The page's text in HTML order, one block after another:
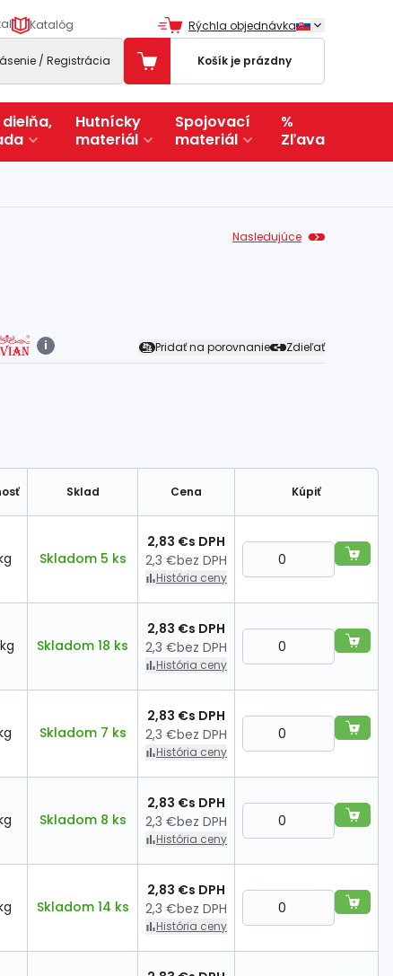
Katalóg Rýchla objednávka
/ Registrácia Košík je prázdny
dielňa,
Hutnícky
materiál
Spojovací
materiál
%
Zľava
Nasledujúce
i Pridať na porovnanie Zdieľať
Sklad Cena Kúpiť
Skladom 5 ks 2,3 €bez DPH
2,83 €s DPH
História ceny
Skladom 18 ks 2,3 €bez DPH
2,83 €s DPH
História ceny
Skladom 7 ks 2,3 €bez DPH
2,83 €s DPH
História ceny
Skladom 8 ks 2,3 €bez DPH
2,83 €s DPH
História ceny
Skladom 14 ks 2,3 €bez DPH
2,83 €s DPH
História ceny